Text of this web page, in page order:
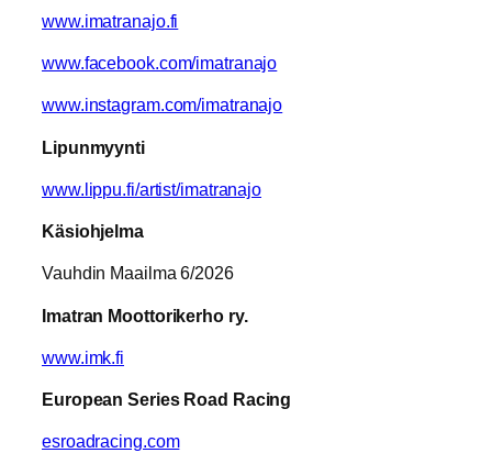
www.imatranajo.fi
www.facebook.com/imatranajo
www.instagram.com/imatranajo
Lipunmyynti
www.lippu.fi/artist/imatranajo
Käsiohjelma
Vauhdin Maailma 6/2026
Imatran Moottorikerho ry.
www.imk.fi
European Series Road Racing
esroadracing.com